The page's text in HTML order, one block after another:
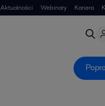
Aktualności Webinary Kariera